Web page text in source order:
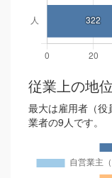
従業上の地位
最大は雇用者（役
業者の9人です。